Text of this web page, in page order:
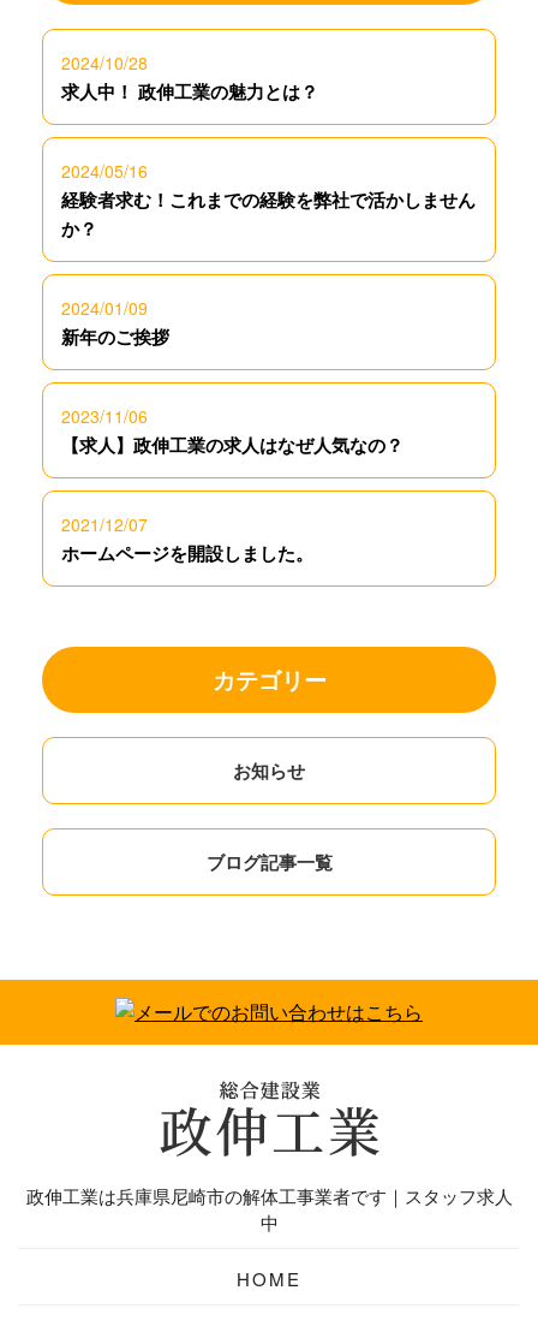
2024/10/28
求人中！ 政伸工業の魅力とは？
2024/05/16
経験者求む！これまでの経験を弊社で活かしません
か？
2024/01/09
新年のご挨拶
2023/11/06
【求人】政伸工業の求人はなぜ人気なの？
2021/12/07
ホームページを開設しました。
カテゴリー
お知らせ
ブログ記事一覧
政伸工業は兵庫県尼崎市の解体工事業者です｜スタッフ求人
中
HOME